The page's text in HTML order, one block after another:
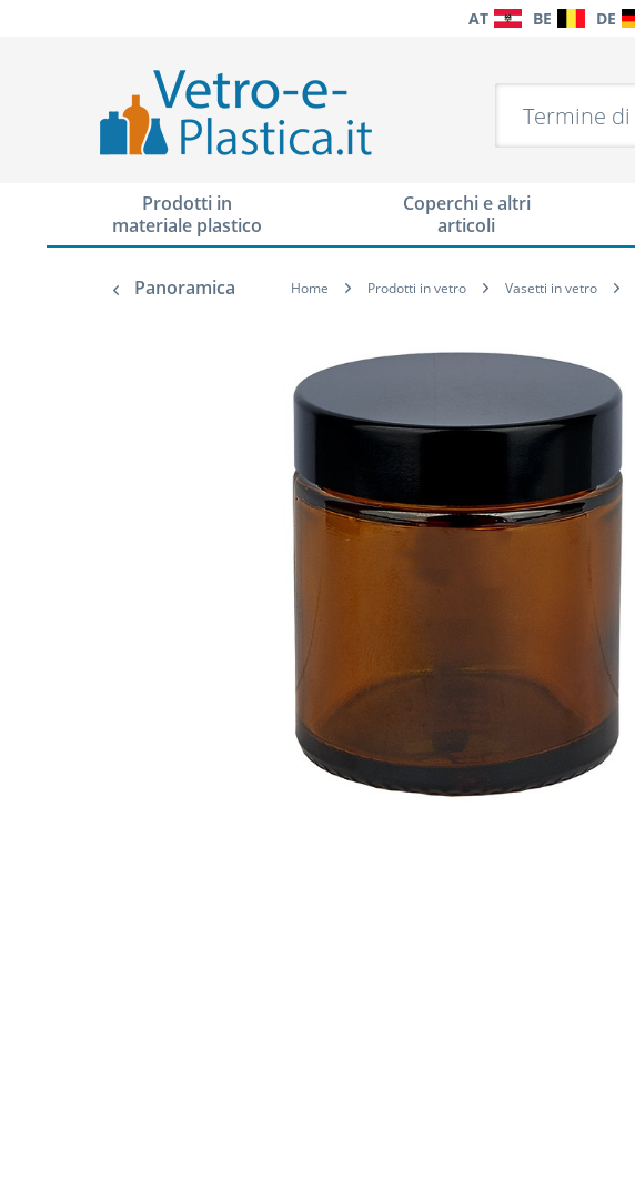
AT BE DE
Prodotti in
materiale plastico
Coperchi e altri
articoli
Panoramica Home Prodotti in vetro Vasetti in vetro